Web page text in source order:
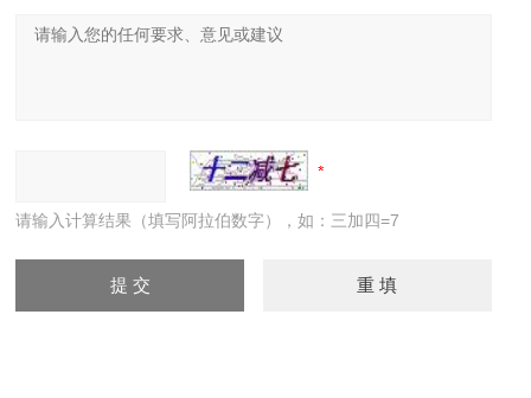
请输入计算结果（填写阿拉伯数字），如：三加四=7